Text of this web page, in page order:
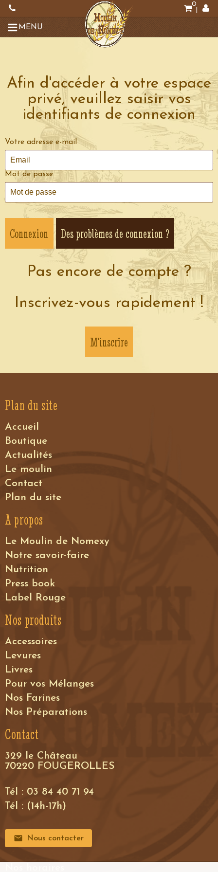
0
MENU
Afin d'accéder à votre espace
privé, veuillez saisir vos
identifiants de connexion
Votre adresse e-mail
Mot de passe
Des problèmes de connexion ?
Pas encore de compte ?
Inscrivez-vous rapidement !
M'inscrire
Plan du site
Accueil
Boutique
Actualités
Le moulin
Contact
Plan du site
A propos
Le Moulin de Nomexy
Notre savoir-faire
Nutrition
Press book
Label Rouge
Nos produits
Accessoires
Levures
Livres
Pour vos Mélanges
Nos Farines
Nos Préparations
Contact
329 le Château
70220 FOUGEROLLES
Tél : 03 84 40 71 94
Tél : (14h-17h)
Nous contacter